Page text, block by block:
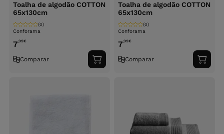
Toalha de algodão COTTON
65x130cm
Conforama
(0)
7,99€
Comparar
Adicionar
ao
Toalha de algodão COTTON
65x130cm
Conforama
(0)
7,99€
Comparar
ao